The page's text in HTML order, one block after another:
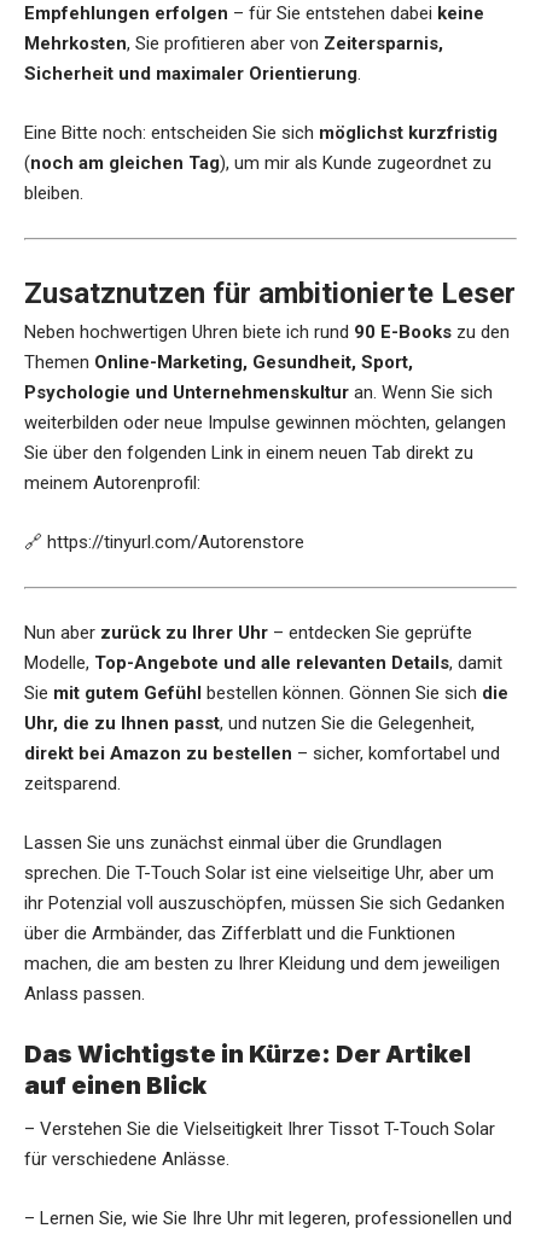
Empfehlungen erfolgen – für Sie entstehen dabei keine
Mehrkosten, Sie profitieren aber von Zeitersparnis,
Sicherheit und maximaler Orientierung.
Eine Bitte noch: entscheiden Sie sich möglichst kurzfristig
(noch am gleichen Tag), um mir als Kunde zugeordnet zu
bleiben.
Zusatznutzen für ambitionierte Leser
Neben hochwertigen Uhren biete ich rund 90 E-Books zu den
Themen Online-Marketing, Gesundheit, Sport,
Psychologie und Unternehmenskultur an. Wenn Sie sich
weiterbilden oder neue Impulse gewinnen möchten, gelangen
Sie über den folgenden Link in einem neuen Tab direkt zu
meinem Autorenprofil:
🔗 https://tinyurl.com/Autorenstore
Nun aber zurück zu Ihrer Uhr – entdecken Sie geprüfte
Modelle, Top-Angebote und alle relevanten Details, damit
Sie mit gutem Gefühl bestellen können. Gönnen Sie sich die
Uhr, die zu Ihnen passt, und nutzen Sie die Gelegenheit,
direkt bei Amazon zu bestellen – sicher, komfortabel und
zeitsparend.
Lassen Sie uns zunächst einmal über die Grundlagen
sprechen. Die T-Touch Solar ist eine vielseitige Uhr, aber um
ihr Potenzial voll auszuschöpfen, müssen Sie sich Gedanken
über die Armbänder, das Zifferblatt und die Funktionen
machen, die am besten zu Ihrer Kleidung und dem jeweiligen
Anlass passen.
Das Wichtigste in Kürze: Der Artikel
auf einen Blick
– Verstehen Sie die Vielseitigkeit Ihrer Tissot T-Touch Solar
für verschiedene Anlässe.
– Lernen Sie, wie Sie Ihre Uhr mit legeren, professionellen und